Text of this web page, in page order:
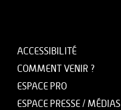
ACCESSIBILITÉ
COMMENT VENIR ?
ESPACE PRO
ESPACE PRESSE / MÉDIAS